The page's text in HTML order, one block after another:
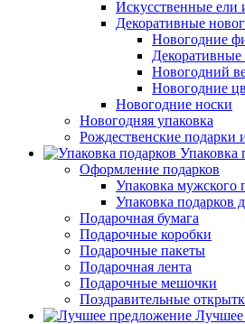
Искусственные ели
Декоративные
Новогодние
Декоративные
Новогодний
Новогодние
Новогодние носки
Новогодняя упаковка
Рождественские подарки
Упаковка
Оформление подарков
Упаковка мужского
Упаковка подарков
Подарочная бумага
Подарочные коробки
Подарочные пакеты
Подарочная лента
Подарочные мешочки
Поздравительные
Лучшее